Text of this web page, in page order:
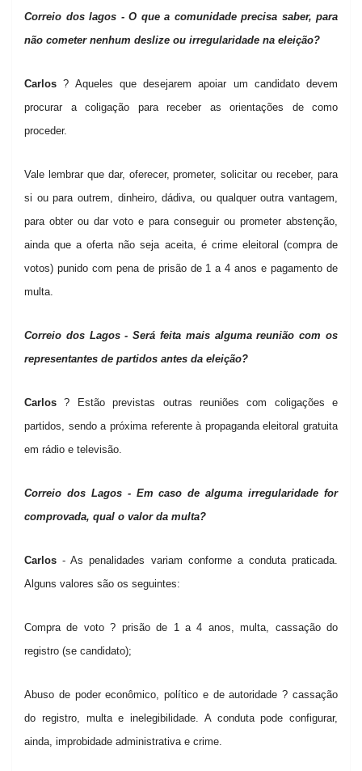
Correio dos lagos - O que a comunidade precisa saber, para
não cometer nenhum deslize ou irregularidade na eleição?
Carlos? Aqueles que desejarem apoiar um candidato devem
procurar a coligação para receber as orientações de como
proceder.
Vale lembrar que dar, oferecer, prometer, solicitar ou receber, para
si ou para outrem, dinheiro, dádiva, ou qualquer outra vantagem,
para obter ou dar voto e para conseguir ou prometer abstenção,
ainda que a oferta não seja aceita, é crime eleitoral (compra de
votos) punido com pena de prisão de 1 a 4 anos e pagamento de
multa.
Correio dos Lagos - Será feita mais alguma reunião com os
representantes de partidos antes da eleição?
Carlos? Estão previstas outras reuniões com coligações e
partidos, sendo a próxima referente à propaganda eleitoral gratuita
em rádio e televisão.
Correio dos Lagos - Em caso de alguma irregularidade for
comprovada, qual o valor da multa?
Carlos- As penalidades variam conforme a conduta praticada.
Alguns valores são os seguintes:
Compra de voto ? prisão de 1 a 4 anos, multa, cassação do
registro (se candidato);
Abuso de poder econômico, político e de autoridade ? cassação
do registro, multa e inelegibilidade. A conduta pode configurar,
ainda, improbidade administrativa e crime.